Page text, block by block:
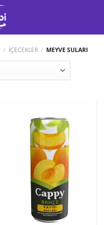
/ İÇECEKLER / MEYVE SULARI